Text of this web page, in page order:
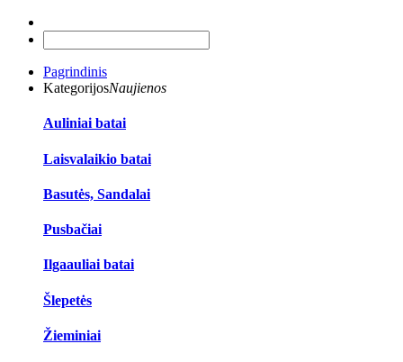
Pagrindinis
KategorijosNaujienos
Auliniai batai
Laisvalaikio batai
Basutės, Sandalai
Pusbačiai
Ilgaauliai batai
Šlepetės
Žieminiai